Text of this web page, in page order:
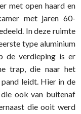
met open haard en
met jaren 60-
In deze ruimte
type aluminium
de verdieping is er
trap, die naar het
leidt. Hier in de
ook van buitenaf
die ooit werd